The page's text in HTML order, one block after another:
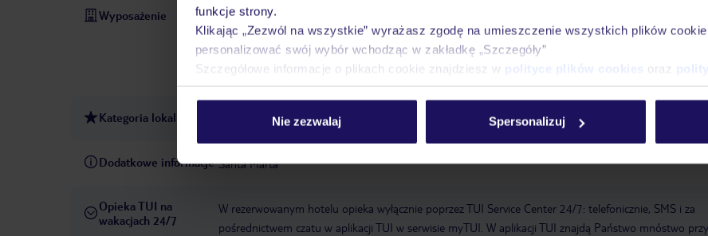
funkcje strony.
Klikając „Zezwól na wszystkie” wyrażasz zgodę na umieszczenie wszystkich plików
personalizować swój wybór wchodząc w zakładkę „Szczegóły”
Szczegółowe informacje o plikach cookie znajdziesz w polityce plików cookies oraz
Nie zezwalaj Spersonalizuj
Wyposażenie Recepcja czynna całą dobę
12:00:00
Rok otwarcia hotelu: 1920 Sejf hotelowy Wi-Fi w hotelu
Ostatni gruntowny
1992
Winda Liczba wind: 1 Łączna liczba pięter: 6 Łączna liczba pokoi: 66
American Express, Diners Club, EC Maestro, Mastercard, Visa
Kategoria lokalna
Dodatkowe informacje Santa Marta
Opieka TUI na
wakacjach 24/7
W rezerwowanym hotelu opieka wyłącznie poprzez TUI Service Center 24/7: telefonicznie, SMS i za
pośrednictwem czatu w aplikacji TUI w serwisie myTUI. W aplikacji TUI znajdą Państwo mnóstwo